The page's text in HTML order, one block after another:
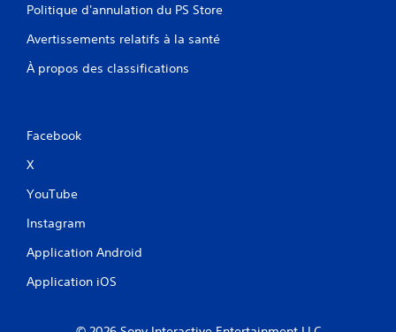
Politique d'annulation du PS Store
Avertissements relatifs à la santé
À propos des classifications
Facebook
X
YouTube
Instagram
Application Android
Application iOS